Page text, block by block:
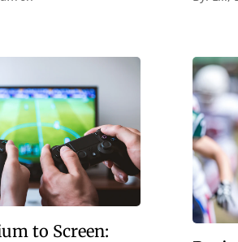
exposuit
to Screen: